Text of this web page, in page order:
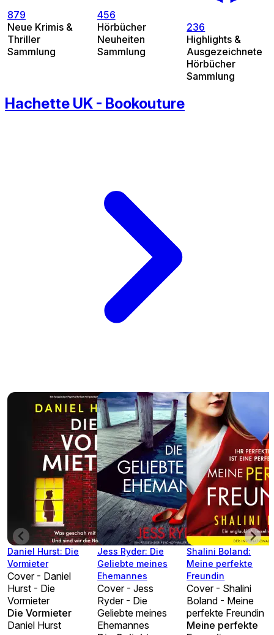
879
Neue Krimis &
Thriller
Sammlung
456
Hörbücher
Neuheiten
Sammlung
236
Highlights &
Ausgezeichnete
Hörbücher
Sammlung
Hachette UK - Bookouture
Daniel Hurst: Die
Vormieter
Cover - Daniel
Hurst - Die
Vormieter
Die Vormieter
Daniel Hurst
Jess Ryder: Die
Geliebte meines
Ehemannes
Cover - Jess
Ryder - Die
Geliebte meines
Ehemannes
Shalini Boland:
Meine perfekte
Freundin
Cover - Shalini
Boland - Meine
perfekte Freundin
Meine perfekte